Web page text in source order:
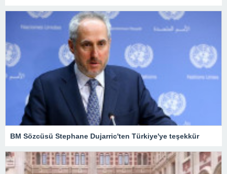
BM Sözcüsü Stephane Dujarric'ten Türkiye'ye teşekkür